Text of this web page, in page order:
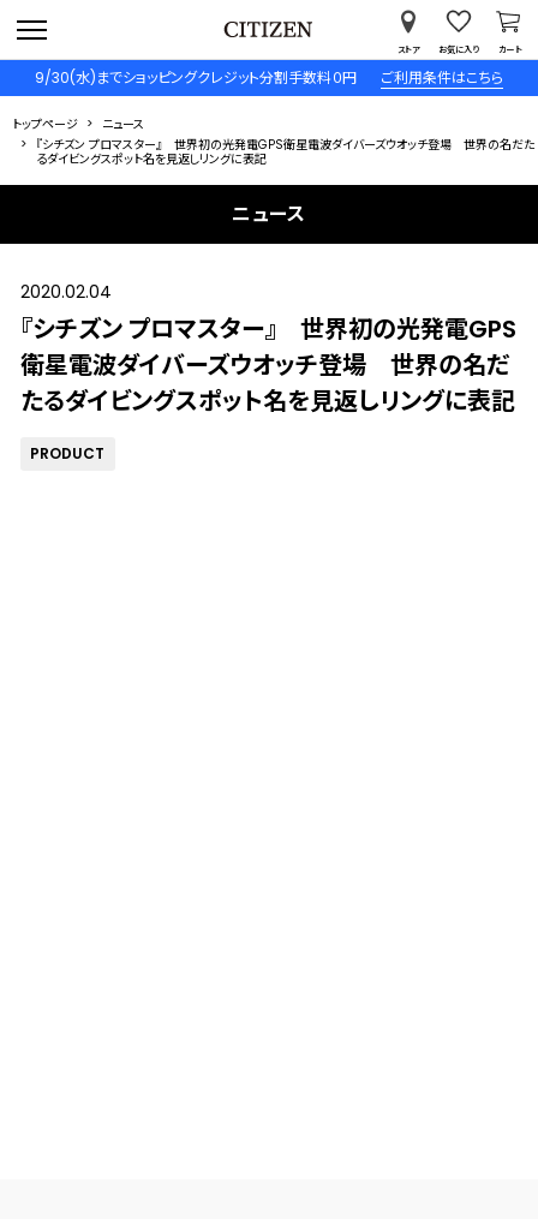
9/30(水)までショッピングクレジット分割手数料０円 ご利用条件はこちら
ストア お気に入り カート
トップページ
ニュース
『シチズン プロマスター』 世界初の光発電GPS衛星電波ダイバーズウオッチ登場 世界の名だた
るダイビングスポット名を見返しリングに表記
ニュース
2020.02.04
『シチズン プロマスター』 世界初の光発電GPS
衛星電波ダイバーズウオッチ登場 世界の名だ
たるダイビングスポット名を見返しリングに表記
PRODUCT